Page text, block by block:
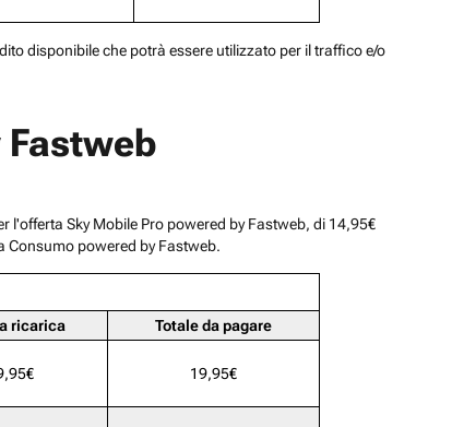
disponibile che potrà essere utilizzato per il traffico e/o
l'offerta Sky Mobile Pro powered by Fastweb, di 14,95€
Consumo powered by Fastweb.
ricarica Totale da pagare
19,95€